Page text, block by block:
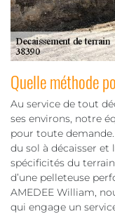
Quelle méthode
Au service de tout
ses environs, notre
pour toute
du sol à décaisser et
spécificités du
d’une pelleteuse
AMEDEE William,
qui engage un